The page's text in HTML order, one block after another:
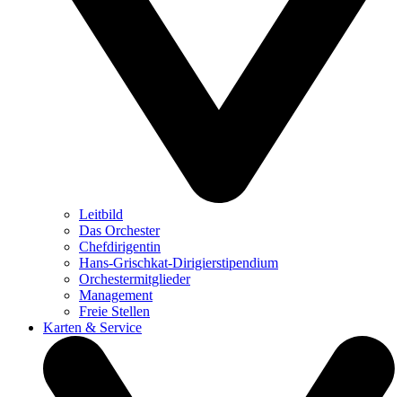
Leitbild
Das Orchester
Chefdirigentin
Hans-Grischkat-Dirigierstipendium
Orchestermitglieder
Management
Freie Stellen
Karten & Service